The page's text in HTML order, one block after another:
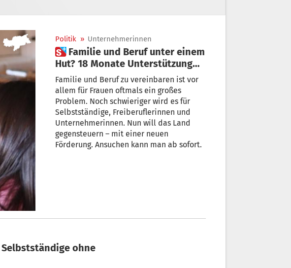
Politik » Unternehmerinnen
 Familie und Beruf unter einem
Hut? 18 Monate Unterstützung
und 20.000 Euro
Familie und Beruf zu vereinbaren ist vor
allem für Frauen oftmals ein großes
Problem. Noch schwieriger wird es für
Selbstständige, Freiberuflerinnen und
Unternehmerinnen. Nun will das Land
gegensteuern – mit einer neuen
Förderung. Ansuchen kann man ab sofort.